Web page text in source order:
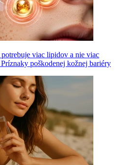
viac lipidov a nie viac
poškodenej kožnej bariéry